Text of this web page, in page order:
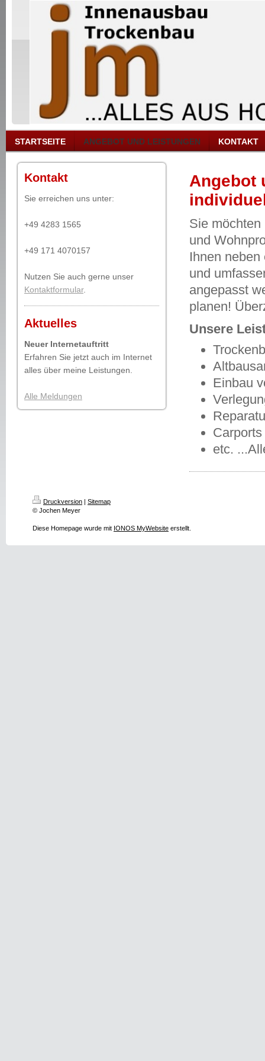
STARTSEITE ANGEBOT UND LEISTUNGEN KONTAKT
Kontakt
Sie erreichen uns unter:
+49 4283 1565
+49 171 4070157
Nutzen Sie auch gerne unser
Kontaktformular.
Aktuelles
Neuer Internetauftritt
Erfahren Sie jetzt auch im Internet
alles über meine Leistungen.
Alle Meldungen
Angebot
Sie
und
Ihnen
und
angepasst
planen!
Unsere
Einbau
etc.
Druckversion | Sitemap
© Jochen Meyer
Diese Homepage wurde mit IONOS MyWebsite erstellt.